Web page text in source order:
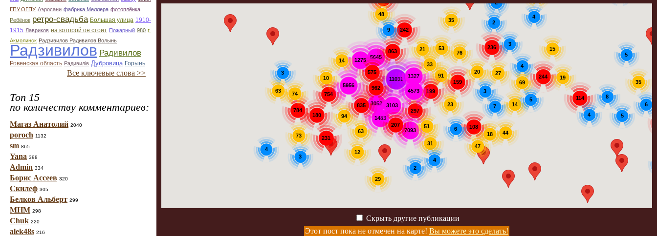
ГПУ.ОГПУ Аэросани фабрика Меллера фотоплёнка
Ребёнок ретро-свадьба Большая улица 1910-
1915 Лавриков на которой он стоит Пожарный 980 г.
Акмолинск Радзивилов Радивилов Волынь
Радзивилов Радивилов
Ровенская область Радивилiв Дубровица Горынь
Все ключевые слова >>
Топ 15
по количеству комментариев:
Магаз Анатолий 2040
poroch 1132
sm 865
Yana 398
Admin 334
Борис Ассеев 320
Скилеф 305
Белков Альберт 299
МНМ 298
Chuk 220
alek48s 216
1483
784
3052
94
5645
3103
11031
754
297
29
159
236
835 14
5956 962
7093
242
863
180
231
244
1275
1327 27
76
44
15
48
91
73
21
199
63
20
108
114
12
51
5
35
69
31
7
8
19
10
3
3
47
63
4
4
4
4573
74
23
4
575
33
53
2
6
2
18
3
14
5
207
4
5
6
9
2
35
3
Скрыть другие публикации
Этот пост пока не отмечен на карте! Вы можете это сделать!